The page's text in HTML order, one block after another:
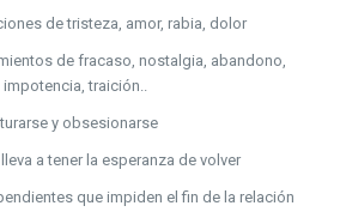
de tristeza, amor, rabia, dolor
de fracaso, nostalgia, abandono,
traición..
y obsesionarse
a tener la esperanza de volver
que impiden el fin de la relación